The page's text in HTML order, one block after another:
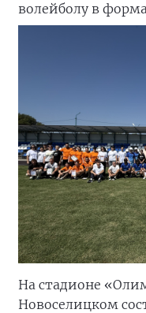
волейболу в
На стадионе
Новоселицком